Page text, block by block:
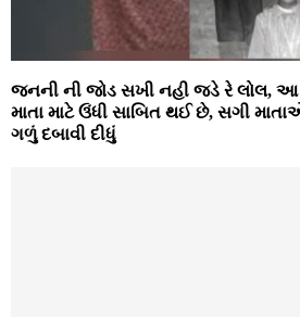
જનની ની જોડ સખી નહી જડે રે લોલ,
માતા માટે ઉંધી સાબિત થઈ છે, સગી
ગળું દબાવી દીધું